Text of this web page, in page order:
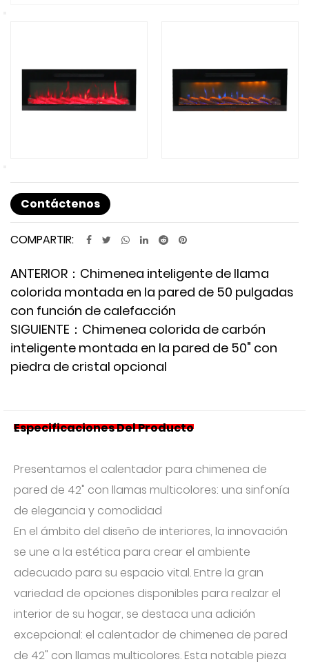
Contáctenos
COMPARTIR:
ANTERIOR：Chimenea inteligente de llama
colorida montada en la pared de 50 pulgadas
con función de calefacción
SIGUIENTE：Chimenea colorida de carbón
inteligente montada en la pared de 50" con
piedra de cristal opcional
Especificaciones Del Producto
Presentamos el calentador para chimenea de
pared de 42" con llamas multicolores: una sinfonía
de elegancia y comodidad
En el ámbito del diseño de interiores, la innovación
se une a la estética para crear el ambiente
adecuado para su espacio vital. Entre la gran
variedad de opciones disponibles para realzar el
interior de su hogar, se destaca una adición
excepcional: el calentador de chimenea de pared
de 42" con llamas multicolores. Esta notable pieza